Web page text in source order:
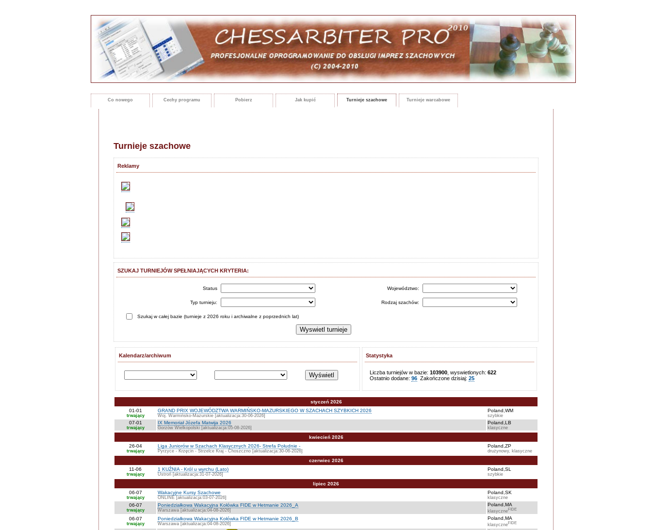
Co nowego Cechy programu Pobierz Jak kupić Turnieje szachowe Turnieje warcabowe
Turnieje szachowe
Reklamy
SZUKAJ TURNIEJÓW SPEŁNIAJĄCYCH KRYTERIA:
Status Województwo:
Typ turnieju: Rodzaj szachów:
Szukaj w całej bazie (turnieje z 2026 roku i archiwalne z poprzednich lat)
Kalendarz/archiwum Statystyka
Liczba turniejów w bazie: 103900 , wyswietlonych: 622
Ostatnio dodane: 96 Zakończone dzisiaj: 25
styczeń 2026
01-01
trwający
GRAND PRIX WOJEWÓDZTWA WARMIŃSKO-MAZURSKIEGO W SZACHACH SZYBKICH 2026
Woj. Warmińsko-Mazurskie [aktualizacja:30-06-2026]
Poland,WM
szybkie
07-01
trwający
IX Memoriał Józefa Matwija 2026
Gorzów Wielkopolski [aktualizacja:05-08-2026]
Poland,LB
klasyczne
kwiecień 2026
26-04
trwający
Liga Juniorów w Szachach Klasycznych 2026- Strefa Południe -
Pyrzyce - Krzęcin - Strzelce Kraj - Choszczno [aktualizacja:30-06-2026]
Poland,ZP
drużynowy, klasyczne
czerwiec 2026
11-06
trwający
1 KUŹNIA - Król u wyrchu (Lato)
Ustroń [aktualizacja:31-07-2026]
Poland,SL
szybkie
lipiec 2026
06-07
trwający
Wakacyjne Kursy Szachowe
ONLINE [aktualizacja:03-07-2026]
Poland,SK
klasyczne
06-07
trwający
Poniedziałkowa Wakacyjna Kołówka FIDE w Hetmanie 2026_A
Warszawa [aktualizacja:04-08-2026]
Poland,MA
klasyczneFIDE
06-07
trwający
Poniedziałkowa Wakacyjna Kołówka FIDE w Hetmanie 2026_B
Warszawa [aktualizacja:04-08-2026]
Poland,MA
klasyczneFIDE